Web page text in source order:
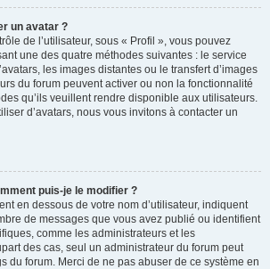
un avatar ?
de l’utilisateur, sous « Profil », vous pouvez
une des quatre méthodes suivantes : le service
les images distantes ou le transfert d’images
du forum peuvent activer ou non la fonctionnalité
qu’ils veuillent rendre disponible aux utilisateurs.
d’avatars, nous vous invitons à contacter un
puis-je le modifier ?
en dessous de votre nom d’utilisateur, indiquent
de messages que vous avez publié ou identifient
comme les administrateurs et les
des cas, seul un administrateur du forum peut
du forum. Merci de ne pas abuser de ce système en